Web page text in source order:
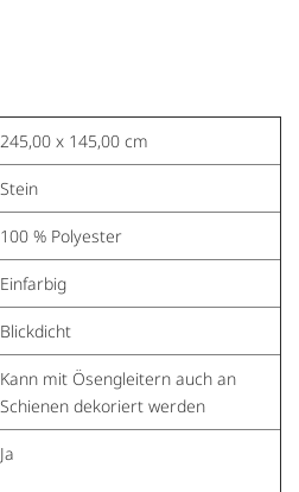
245,00 x 145,00 cm
Stein
100 % Polyester
Einfarbig
Blickdicht
Kann mit Ösengleitern auch an
Schienen dekoriert werden
Ja